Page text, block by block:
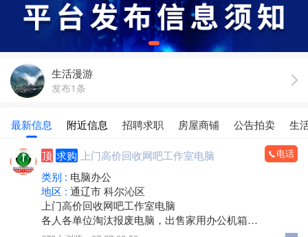
生活漫游
发布1条
最新信息 附近信息 招聘求职 房屋商铺 公告拍卖 生
顶 求购 上门高价回收网吧工作室电脑 电话
类别 : 电脑办公
地区 : 通辽市 科尔沁区
上门高价回收网吧工作室电脑
各人各单位淘汰报废电脑，出售家用办公机箱
游 戏机箱，二手全新都有